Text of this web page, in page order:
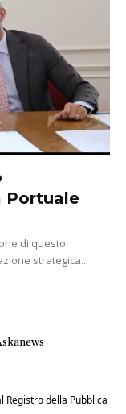
Portuale
di questo
strategica...
della Pubblica